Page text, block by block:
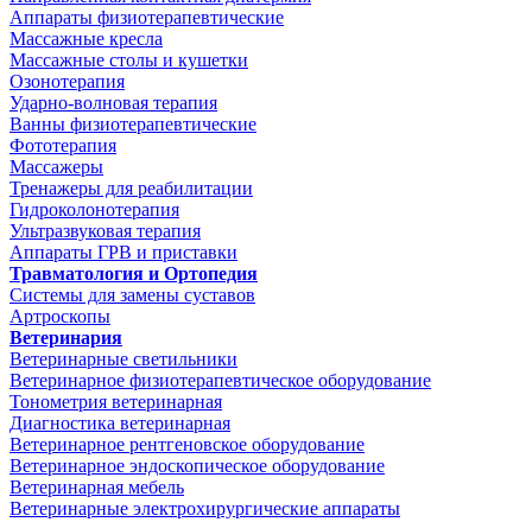
Аппараты физиотерапевтические
Массажные кресла
Массажные столы и кушетки
Озонотерапия
Ударно-волновая терапия
Ванны физиотерапевтические
Фототерапия
Массажеры
Тренажеры для реабилитации
Гидроколонотерапия
Ультразвуковая терапия
Аппараты ГРВ и приставки
Травматология и Ортопедия
Системы для замены суставов
Артроскопы
Ветеринария
Ветеринарные светильники
Ветеринарное физиотерапевтическое оборудование
Тонометрия ветеринарная
Диагностика ветеринарная
Ветеринарное рентгеновское оборудование
Ветеринарное эндоскопическое оборудование
Ветеринарная мебель
Ветеринарные электрохирургические аппараты